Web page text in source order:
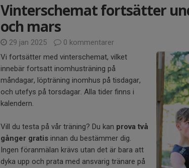
Vinterschemat fortsätter
och mars
29 jan 2025
0 kommentarer
Vi fortsätter med vinterschemat, vilket
innebär fortsatt inomhusträning på
måndagar, löpträning inomhus på tisdagar,
och utefys på torsdagar. Alla tider finns i
kalendern.
Vill du testa på vår träning? Du kan prova två
gånger gratis innan du bestämmer dig.
Ingen föranmälan krävs utan det är bara att
dyka upp och prata med ansvarig tränare på